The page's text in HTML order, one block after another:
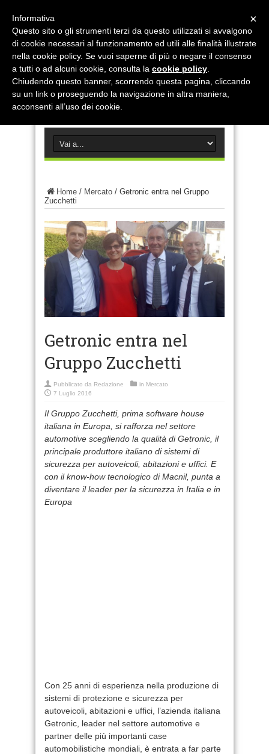
Home / Mercato / Getronic entra nel Gruppo
Zucchetti
Getronic entra nel
Gruppo Zucchetti
Pubblicato da Redazione in Mercato
7 Luglio 2016
Il Gruppo Zucchetti, prima software house
italiana in Europa, si rafforza nel settore
automotive scegliendo la qualità di Getronic, il
principale produttore italiano di sistemi di
sicurezza per autoveicoli, abitazioni e uffici. E
con il know-how tecnologico di Macnil, punta a
diventare il leader per la sicurezza in Italia e in
Europa
Con 25 anni di esperienza nella produzione di
sistemi di protezione e sicurezza per
autoveicoli, abitazioni e uffici, l’azienda italiana
Getronic, leader nel settore automotive e
partner delle più importanti case
automobilistiche mondiali, è entrata a far parte
×
Informativa
Questo sito o gli strumenti terzi da questo utilizzati si avvalgono
di cookie necessari al funzionamento ed utili alle finalità illustrate
nella cookie policy. Se vuoi saperne di più o negare il consenso
a tutti o ad alcuni cookie, consulta la cookie policy
Chiudendo questo banner, scorrendo questa pagina, cliccando
su un link o proseguendo la navigazione in altra maniera,
acconsenti all’uso dei cookie.